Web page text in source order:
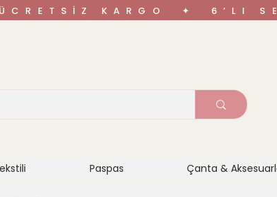
KARGO ✦ 6’LI
Paspas Çanta &